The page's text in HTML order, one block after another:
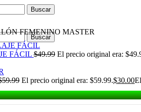
Buscar
Buscar
FEMENINO MASTER
FÁCIL $49.99 El precio original era:
59.99 El precio original era: $59.99.$30.00